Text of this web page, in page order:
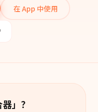
在 App 中使用
器」？